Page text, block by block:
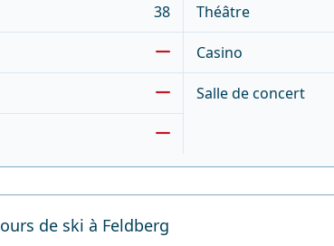
38 Théâtre
Casino
Salle de concert
de ski à Feldberg